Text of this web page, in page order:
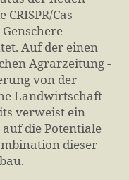
Cas-
Auf der einen
Agrarzeitung -
von der
Landwirtschaft
verweist ein
die Potentiale
dieser